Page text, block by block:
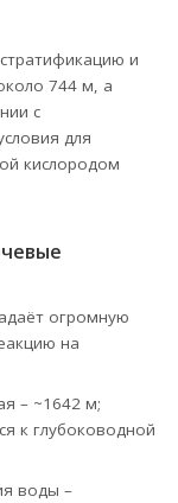
и
744 м, а
с
для
кислородом
огромную
на
– ~1642 м;
к глубоководной
воды –